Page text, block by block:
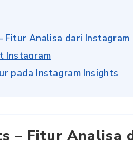
Fitur Analisa dari Instagram
Instagram
pada Instagram Insights
– Fitur Analisa